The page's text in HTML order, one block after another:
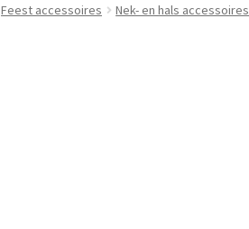
Feest accessoires Nek- en hals accessoires